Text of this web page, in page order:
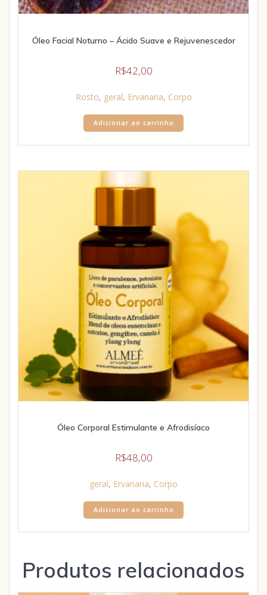
Óleo Facial Noturno – Ácido Suave e Rejuvenescedor
R$42,00
Rosto, geral, Ervanaria, Corpo
Adicionar ao carrinho
Óleo Corporal Estimulante e Afrodisíaco
R$48,00
geral, Ervanaria, Corpo
Adicionar ao carrinho
Produtos relacionados